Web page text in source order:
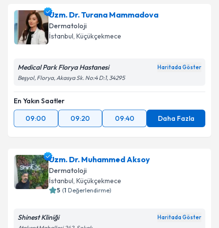
Uzm. Dr. Turana Mammadova
Dermatoloji
İstanbul, Küçükçekmece
Medical Park Florya Hastanesi Haritada Göster
Beşyol, Florya, Akasya Sk. No:4 D:1, 34295
En Yakın Saatler
09:00
09:20 09:40 Daha Fazla
Uzm. Dr. Muhammed Aksoy
Dermatoloji
İstanbul, Küçükçekmece
5 (1 Değerlendirme)
Shinest Kliniği Haritada Göster